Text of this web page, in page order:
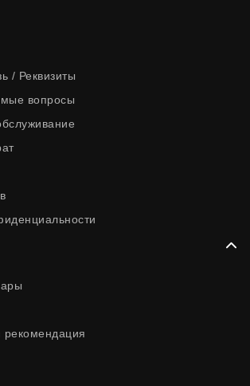
/ Реквизиты
вопросы
рекомендация